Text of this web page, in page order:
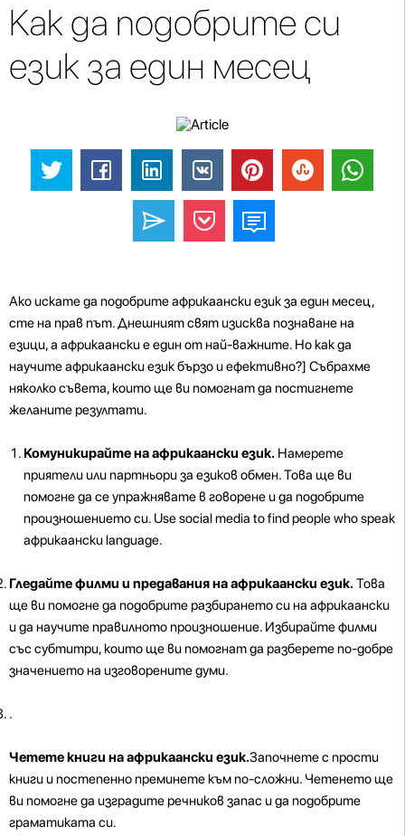
Как да подобрите си
език за един месец
Ако искате да подобрите африкаански език за един месец,
сте на прав път. Днешният свят изисква познаване на
езици, а африкаански е един от най-важните. Но как да
научите африкаански език бързо и ефективно?] Събрахме
няколко съвета, които ще ви помогнат да постигнете
желаните резултати.
Комуникирайте на африкаански език. Намерете
приятели или партньори за езиков обмен. Това ще ви
помогне да се упражнявате в говорене и да подобрите
произношението си. Use social media to find people who speak
африкаански language.
Гледайте филми и предавания на африкаански език.Това
ще ви помогне да подобрите разбирането си на африкаански
и да научите правилното произношение. Избирайте филми
със субтитри, които ще ви помогнат да разберете по-добре
значението на изговорените думи.
.
Четете книги на африкаански език.Започнете с прости
книги и постепенно преминете към по-сложни. Четенето ще
ви помогне да изградите речников запас и да подобрите
граматиката си.